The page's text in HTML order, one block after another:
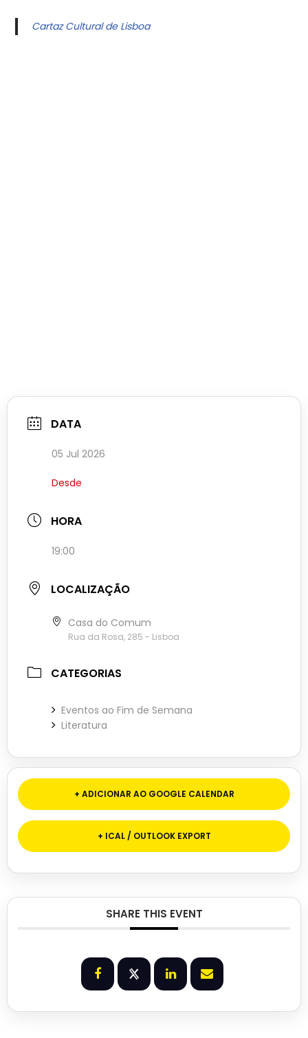
Cartaz Cultural de Lisboa
DATA
05 Jul 2026
Desde
HORA
19:00
LOCALIZAÇÃO
Casa do Comum
Rua da Rosa, 285 - Lisboa
CATEGORIAS
Eventos ao Fim de Semana
Literatura
+ ADICIONAR AO GOOGLE CALENDAR
+ ICAL / OUTLOOK EXPORT
SHARE THIS EVENT